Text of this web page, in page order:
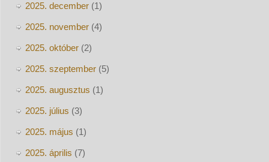
2025. december(1)
2025. november(4)
2025. október(2)
2025. szeptember(5)
2025. augusztus (1)
2025. július (3)
2025. május (1)
2025. április (7)